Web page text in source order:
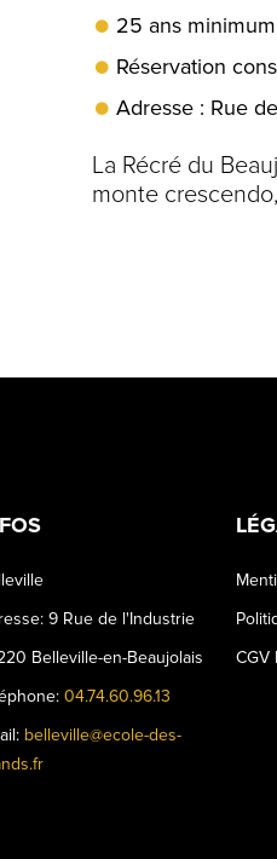
25 ans minimum
Réservation
Adresse : Rue
La Récré du
monte
9 Rue de l'Industrie
Belleville-en-Beaujolais
04.74.60.96.13
belleville@ecole-des-
CGV